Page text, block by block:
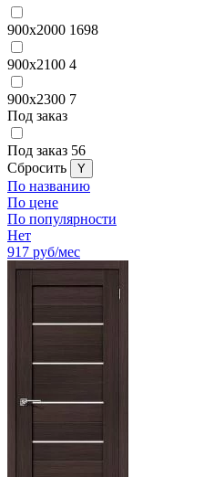
900x2000 1698
900x2100 4
900x2300 7
Под заказ
Под заказ 56
Cбросить
По названию
По цене
По популярности
Нет
917 руб/мес